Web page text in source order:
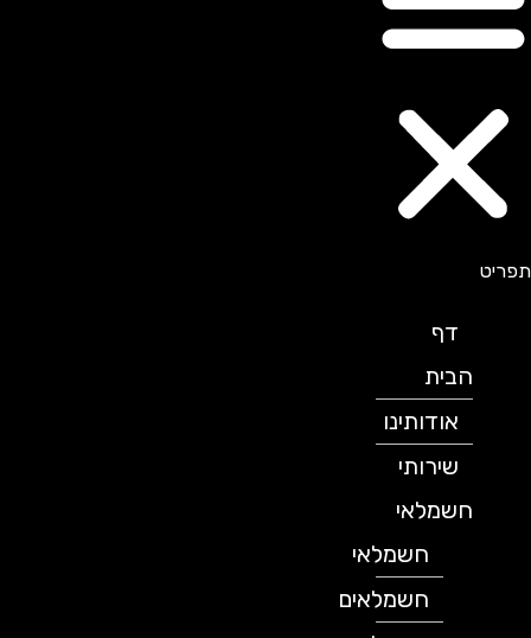
הבית
אודותינו
שירותי
חשמלאי
חשמלאי
חשמלאים